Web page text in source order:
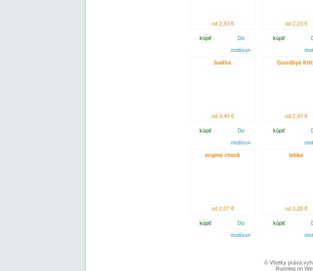
od 2,93 €
kúpiť
Do
motívu»
od 2,23 €
kúpiť
budha
od 3,40 €
kúpiť
Do
motívu»
Goodbye
od 2,47 €
kúpiť
engine check
od 2,07 €
kúpiť
Do
motívu»
lebka
od 2,28 €
kúpiť
© Všetky práva
Running on